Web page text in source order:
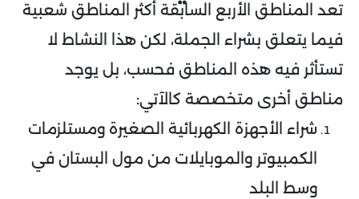
تعد المناطق الأربع السابقة أكثر المناطق شعبية
فيما يتعلق بشراء الجملة، لكن هذا النشاط لا
تستأثر فيه هذه المناطق فحسب، بل يوجد
مناطق أخرى متخصصة كالآتي:
شراء الأجهزة الكهربائية الصغيرة ومستلزمات
الكمبيوتر والموبايلات من مول البستان في
وسط البلد